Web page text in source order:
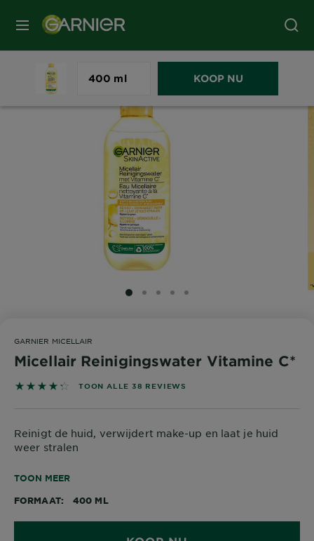
MENU
SLIDE 1
SLIDE 2
SLIDE 3
SLIDE 4
SLIDE 5
GARNIER MICELLAIR
Micellair Reinigingswater Vitamine C*
TOON ALLE 38 REVIEWS
Reinigt de huid, verwijdert make-up en laat je huid
weer stralen
*Vitamine Cg = een afgeleide van Vitamine C
TOON MEER
FORMAAT 400 ML
400 ml KOOP NU